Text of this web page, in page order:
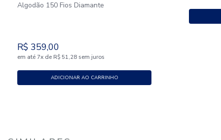
Algodão 150 Fios Diamante
R$ 359,00
em até 7x de R$ 51,28 sem juros
ADICIONAR AO CARRINHO